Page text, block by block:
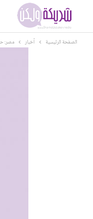
الصفحة الرئيسية أخبار مصر: